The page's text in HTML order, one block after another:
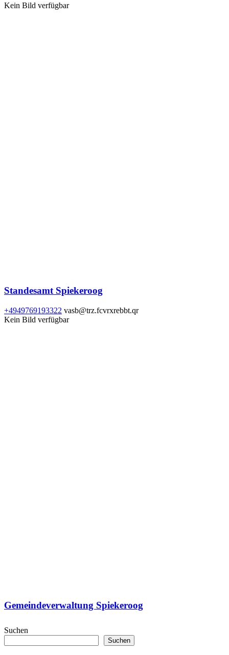
Kein Bild verfügbar
Standesamt Spiekeroog
+4949769193322 vasb@trz.fcvrxrebbt.qr
Kein Bild verfügbar
Gemeindeverwaltung Spiekeroog
Suchen
Suchen